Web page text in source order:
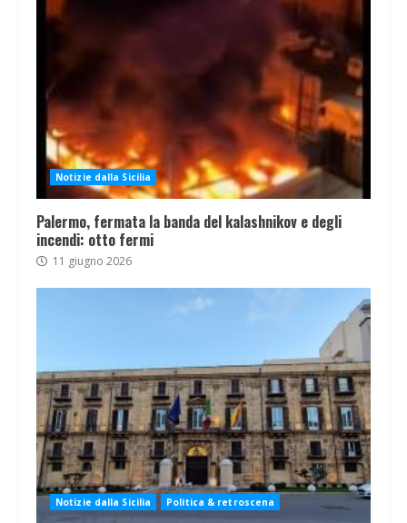
Notizie dalla Sicilia
Palermo, fermata la banda del kalashnikov e degli
incendi: otto fermi
11 giugno 2026
Notizie dalla Sicilia Politica & retroscena